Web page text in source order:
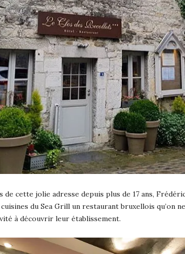
de cette jolie adresse depuis plus de 17 ans,
du Sea Grill un restaurant bruxellois qu’on
à découvrir leur établissement.